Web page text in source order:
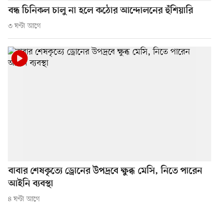
বন্ধ চিনিকল চালু না হলে কঠোর আন্দোলনের হুঁশিয়ারি
৩ ঘণ্টা আগে
বাবার শেষকৃত্যে ড্রোনের উপদ্রবে ক্ষুব্ধ মেসি, নিতে পারেন
আইনি ব্যবস্থা
৪ ঘণ্টা আগে